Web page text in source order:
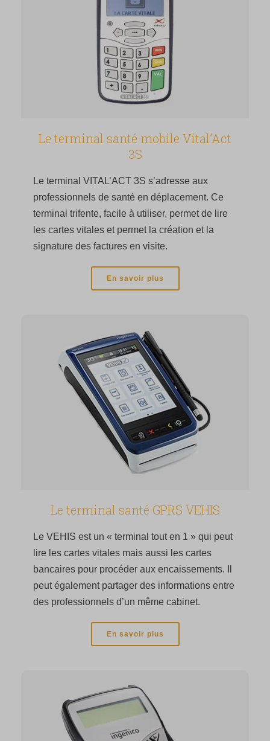
Le terminal santé mobile Vital’Act
3S
Le terminal VITAL’ACT 3S s’adresse aux
professionnels de santé en déplacement. Ce
terminal trifente, facile à utiliser, permet de lire
les cartes vitales et permet la création et la
signature des factures en visite.
En savoir plus
Le terminal santé GPRS VEHIS
Le VEHIS est un « terminal tout en 1 » qui peut
lire les cartes vitales mais aussi les cartes
bancaires pour procéder aux encaissements. Il
peut également partager des informations entre
des professionnels d’un même cabinet.
En savoir plus